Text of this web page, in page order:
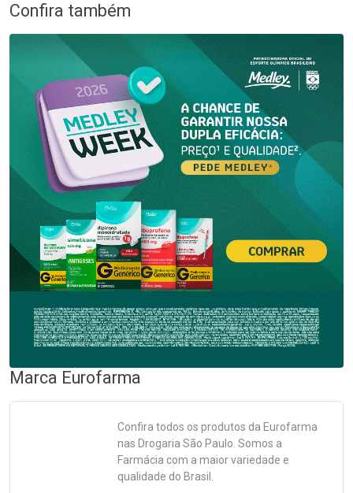
Confira também
Marca Eurofarma
Confira todos os produtos da Eurofarma
nas Drogaria São Paulo. Somos a
Farmácia com a maior variedade e
qualidade do Brasil.